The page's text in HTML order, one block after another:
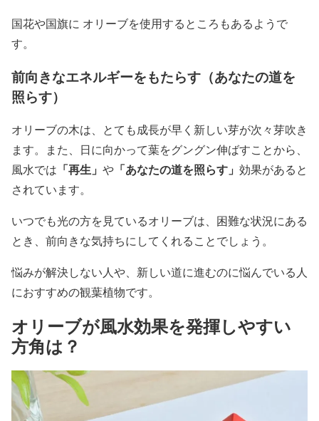
国花や国旗に オリーブを使用するところもあるようで
す。
前向きなエネルギーをもたらす（あなたの道を
照らす）
オリーブの木は、とても成長が早く新しい芽が次々芽吹き
ます。また、日に向かって葉をグングン伸ばすことから、
風水では 「再生」 や 「あなたの道を照らす」 効果があると
されています。
いつでも光の方を見ているオリーブは、困難な状況にある
とき、前向きな気持ちにしてくれることでしょう。
悩みが解決しない人や、新しい道に進むのに悩んでいる人
におすすめの観葉植物です。
オリーブが風水効果を発揮しやすい
方角は？